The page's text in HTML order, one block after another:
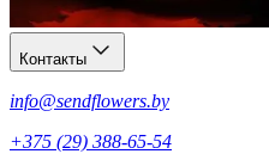
Контакты
info@sendflowers.by
+375 (29) 388-65-54